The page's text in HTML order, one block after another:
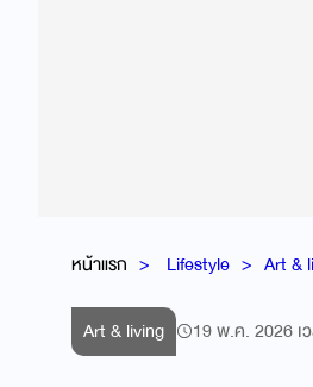
หน้าแรก Lifestyle Art &
Art & living 19 พ.ค. 2026 เ